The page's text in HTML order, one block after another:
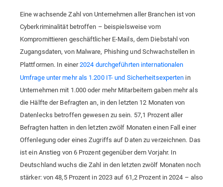
Eine wachsende Zahl von Unternehmen aller Branchen ist von
Cyberkriminalität betroffen – beispielsweise vom
Kompromittieren geschäftlicher E-Mails, dem Diebstahl von
Zugangsdaten, von Malware, Phishing und Schwachstellen in
Plattformen. In einer2024 durchgeführten internationalen
Umfrage unter mehr als 1.200 IT- und Sicherheitsexperten in
Unternehmen mit 1.000 oder mehr Mitarbeitern gaben mehr als
die Hälfte der Befragten an, in den letzten 12 Monaten von
Datenlecks betroffen gewesen zu sein. 57,1 Prozent aller
Befragten hatten in den letzten zwölf Monaten einen Fall einer
Offenlegung oder eines Zugriffs auf Daten zu verzeichnen. Das
ist ein Anstieg von 6 Prozent gegenüber dem Vorjahr. In
Deutschland wuchs die Zahl in den letzten zwölf Monaten noch
stärker: von 48,5 Prozent in 2023 auf 61,2 Prozent in 2024 – also